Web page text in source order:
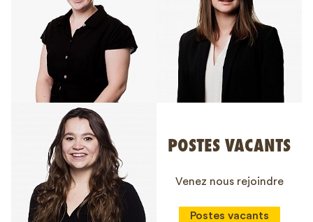
POSTES VACANTS
Venez nous rejoindre
Postes vacants